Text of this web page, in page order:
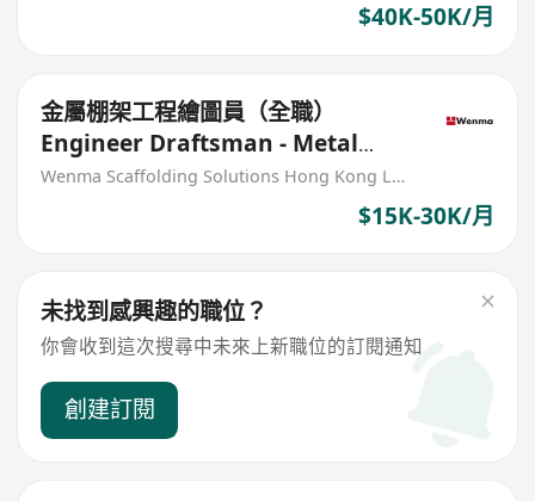
$40K-50K/月
金屬棚架工程繪圖員（全職）
Engineer Draftsman - Metal
Scaffolding
Wenma Scaffolding Solutions Hong Kong Limited
$15K-30K/月
未找到感興趣的職位？
你會收到這次搜尋中未來上新職位的訂閱通知
創建訂閱